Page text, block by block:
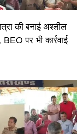
की बनाई अश्लील
पर भी कार्रवाई